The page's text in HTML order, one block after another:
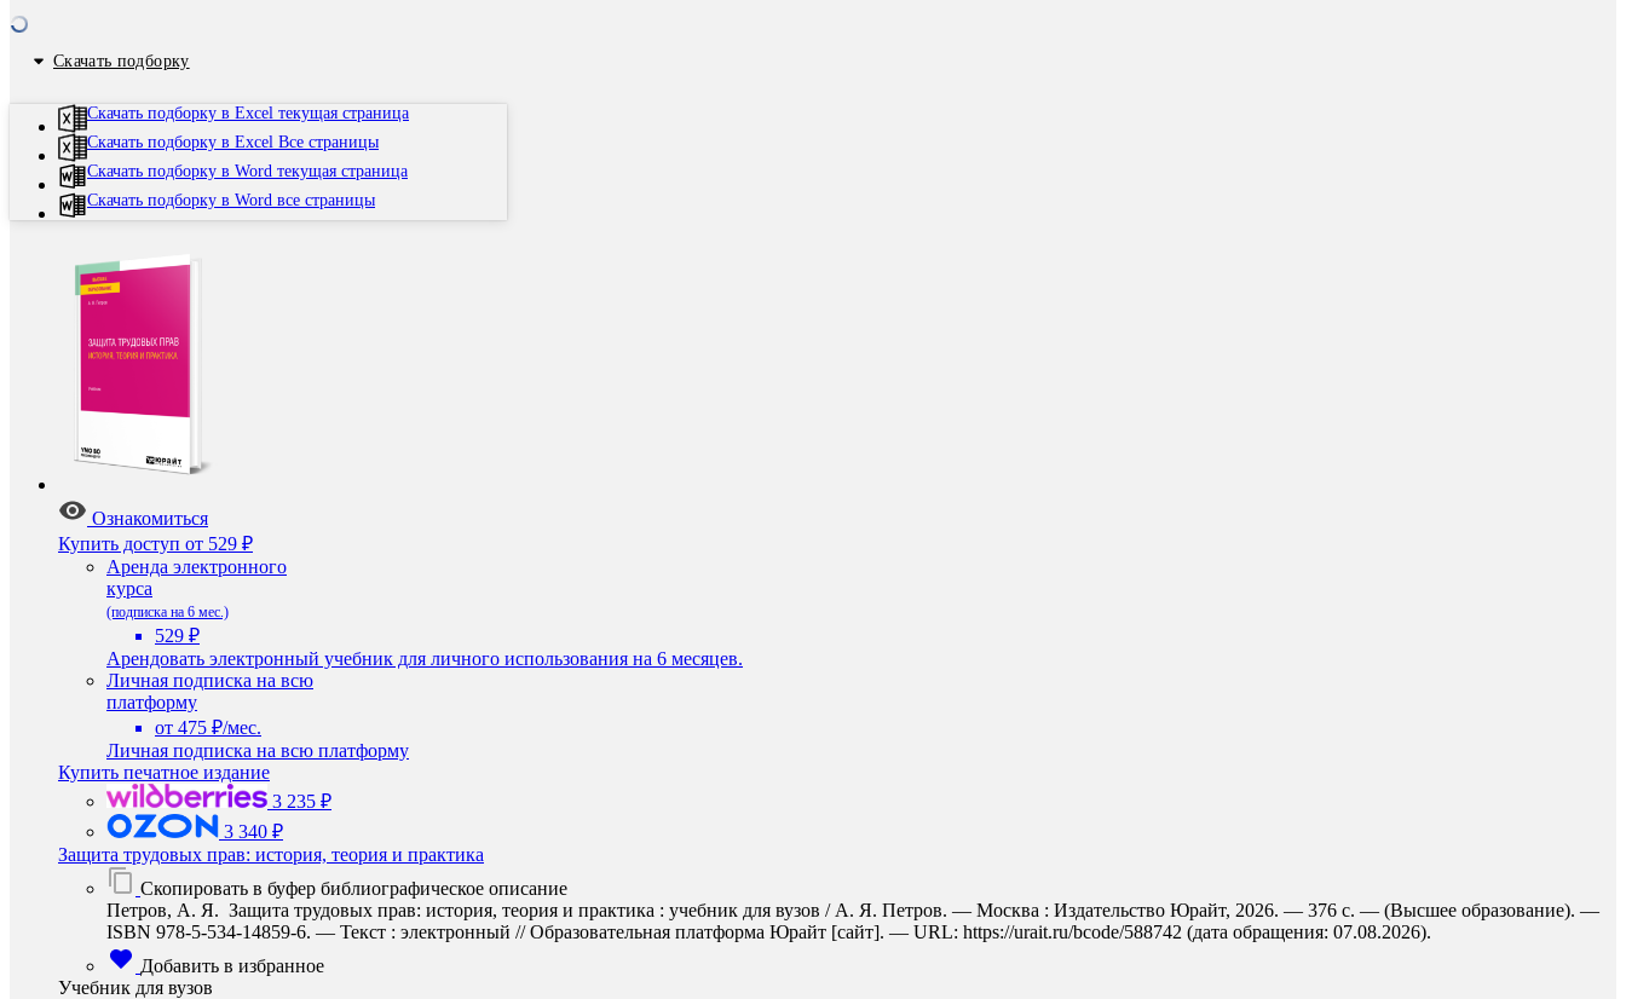
Скачать подборку
Скачать подборку в Excel текущая страница
Скачать подборку в Excel Все страницы
Скачать подборку в Word текущая страница
Скачать подборку в Word все страницы
Ознакомиться
Купить доступ от 529 ₽
Аренда электронного
курса
(подписка на 6 мес.)
529 ₽
Арендовать электронный учебник для личного использования на 6 месяцев.
Личная подписка на всю
платформу
от 475 ₽/мес.
Личная подписка на всю платформу
Купить печатное издание
3 235 ₽
3 340 ₽
Защита трудовых прав: история, теория и практика
Скопировать в буфер библиографическое описание
Петров, А. Я. Защита трудовых прав: история, теория и практика : учебник для вузов / А. Я. Петров. — Москва : Издательство Юрайт, 2026. — 376 с. — (Высшее образование). —
ISBN 978-5-534-14859-6. — Текст : электронный // Образовательная платформа Юрайт [сайт]. — URL: https://urait.ru/bcode/588742 (дата обращения: 07.08.2026).
Добавить в избранное
Учебник для вузов